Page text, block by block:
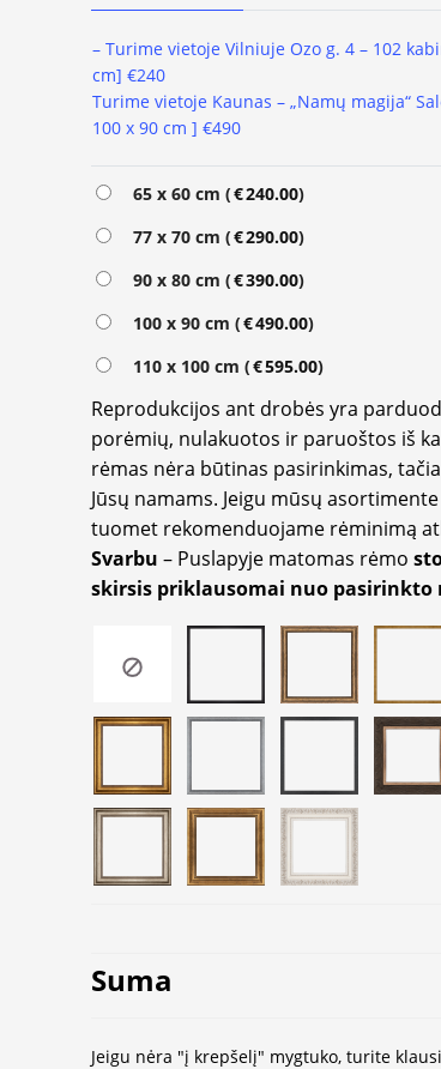
– Turime vietoje Vilniuje Ozo g. 4 – 102
cm] €240
Turime vietoje Kaunas – „Namų magija“
100 x 90 cm ] €490
65 x 60 cm (€240.00)
77 x 70 cm (€290.00)
90 x 80 cm (€390.00)
100 x 90 cm (€490.00)
110 x 100 cm (€595.00)
Reprodukcijos ant drobės yra
porėmių, nulakuotos ir paruoštos iš
rėmas nėra būtinas pasirinkimas,
Jūsų namams. Jeigu mūsų
tuomet rekomenduojame rėminimą
Svarbu – Puslapyje matomas rėmo
skirsis priklausomai nuo pasirinkto
Suma
Alternative:
Jeigu nėra "į krepšelį" mygtuko, turite